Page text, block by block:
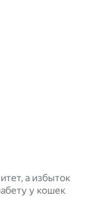
а избыток
у кошек